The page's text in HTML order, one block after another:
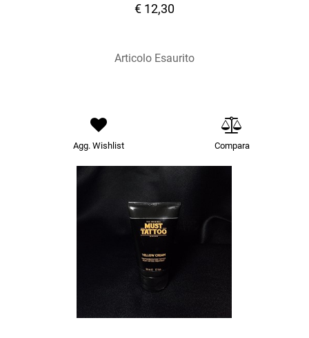
€ 12,30
Articolo Esaurito
Agg. Wishlist Compara